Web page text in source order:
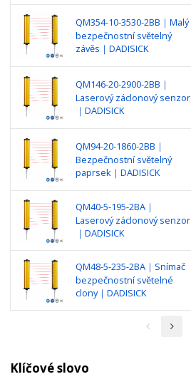
QM354-10-3530-2BB｜Malý
bezpečnostní světelný
závěs｜DADISICK
QM146-20-2900-2BB｜
Laserový záclonový senzor
｜DADISICK
QM94-20-1860-2BB｜
Bezpečnostní světelný
paprsek｜DADISICK
QM40-5-195-2BA｜
Laserový záclonový senzor
｜DADISICK
QM48-5-235-2BA｜Snímač
bezpečnostní světelné
clony｜DADISICK
Klíčové slovo